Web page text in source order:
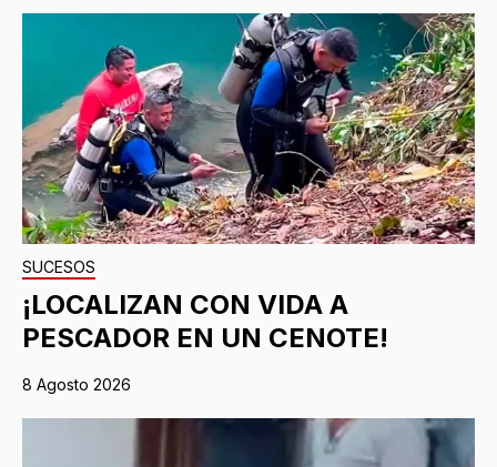
SUCESOS
¡LOCALIZAN CON VIDA A
PESCADOR EN UN CENOTE!
8 Agosto 2026